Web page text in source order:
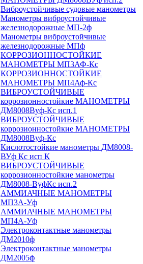
Виброустойчивые судовые манометры
Манометры виброустойчивые
железнодорожные МП-2ф
Манометры виброустойчивые
железнодорожные МПф
КОРРОЗИОННОСТОЙКИЕ
МАНОМЕТРЫ МП3АФ-Кс
КОРРОЗИОННОСТОЙКИЕ
МАНОМЕТРЫ МП4Аф-Кс
ВИБРОУСТОЙЧИВЫЕ
коррозионностойкие МАНОМЕТРЫ
ДМ8008Вуф-Кс исп.1
ВИБРОУСТОЙЧИВЫЕ
коррозионностойкие МАНОМЕТРЫ
ДМ8008Вуф-Кс
Кислотостойкие манометры ДМ8008-
ВУф Кс исп К
ВИБРОУСТОЙЧИВЫЕ
коррозионностойкие манометры
ДМ8008-ВуфКс исп.2
АММИАЧНЫЕ МАНОМЕТРЫ
МП3А-Уф
АММИАЧНЫЕ МАНОМЕТРЫ
МП4А-Уф
Электроконтактные манометры
ДМ2010ф
Электроконтактные манометры
ДМ2005ф